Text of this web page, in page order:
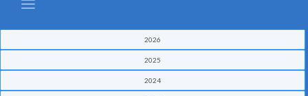
2026
2025
2024